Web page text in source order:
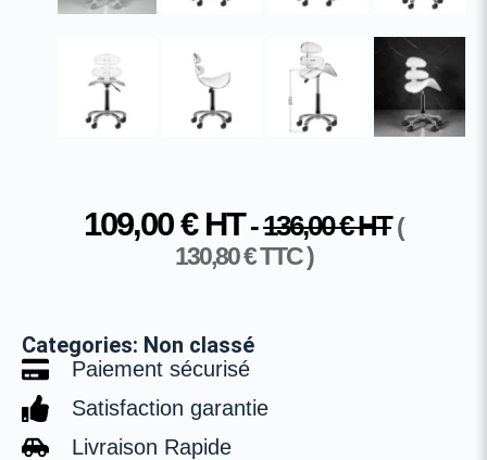
109,00€HT-136,00€HT (
130,80€TTC )
Categories: Non classé
Paiement sécurisé
Satisfaction garantie
Livraison Rapide